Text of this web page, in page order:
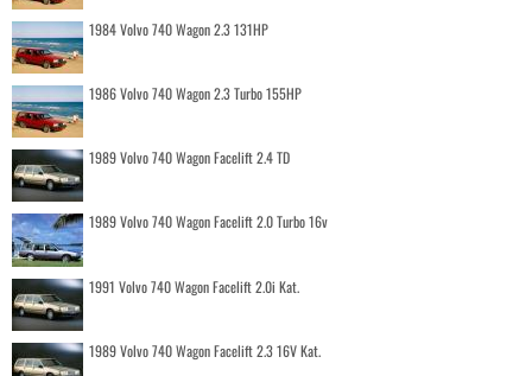
1984 Volvo 740 Wagon 2.3 131HP
1986 Volvo 740 Wagon 2.3 Turbo 155HP
1989 Volvo 740 Wagon Facelift 2.4 TD
1989 Volvo 740 Wagon Facelift 2.0 Turbo 16v
1991 Volvo 740 Wagon Facelift 2.0i Kat.
1989 Volvo 740 Wagon Facelift 2.3 16V Kat.